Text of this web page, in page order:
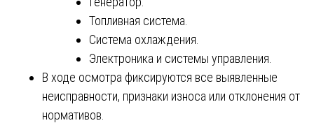
Топливная система.
Система охлаждения.
Электроника и системы управления.
В ходе осмотра фиксируются все выявленные
неисправности, признаки износа или отклонения от
нормативов.